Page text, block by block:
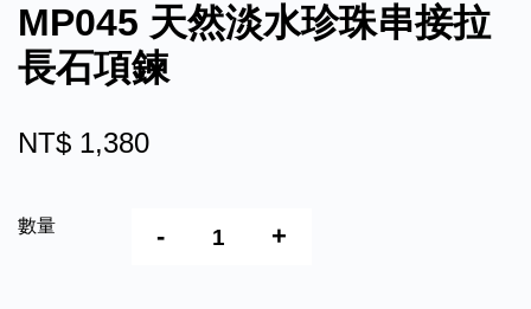
MP045 天然淡水珍珠串接拉
長石項鍊
NT$ 1,380
數量 - +